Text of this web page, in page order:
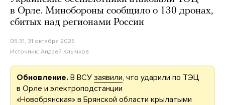
в Орле. Минобороны сообщило о 130 дронах,
сбитых над регионами России
05:31, 31 октября 2025
Источник: Андрей Клычков
Обновление. В ВСУ заявили, что ударили по ТЭЦ
в Орле и электроподстанции
«Новобрянская» в Брянской области крылатыми